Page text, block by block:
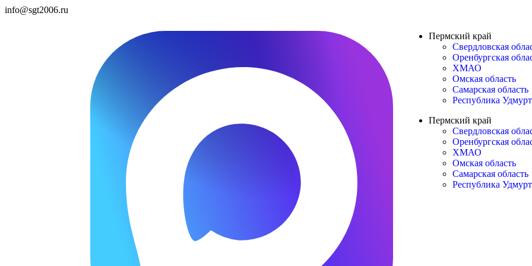
info@sgt2006.ru
Пермский край
Свердловская
Оренбургская
ХМАО
Омская область
Самарская область
Республика
Пермский край
Свердловская
Оренбургская
ХМАО
Омская область
Самарская область
Республика